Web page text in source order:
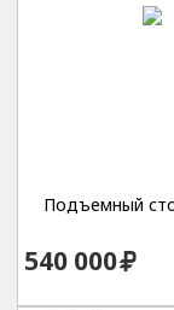
Подъемный
540 000